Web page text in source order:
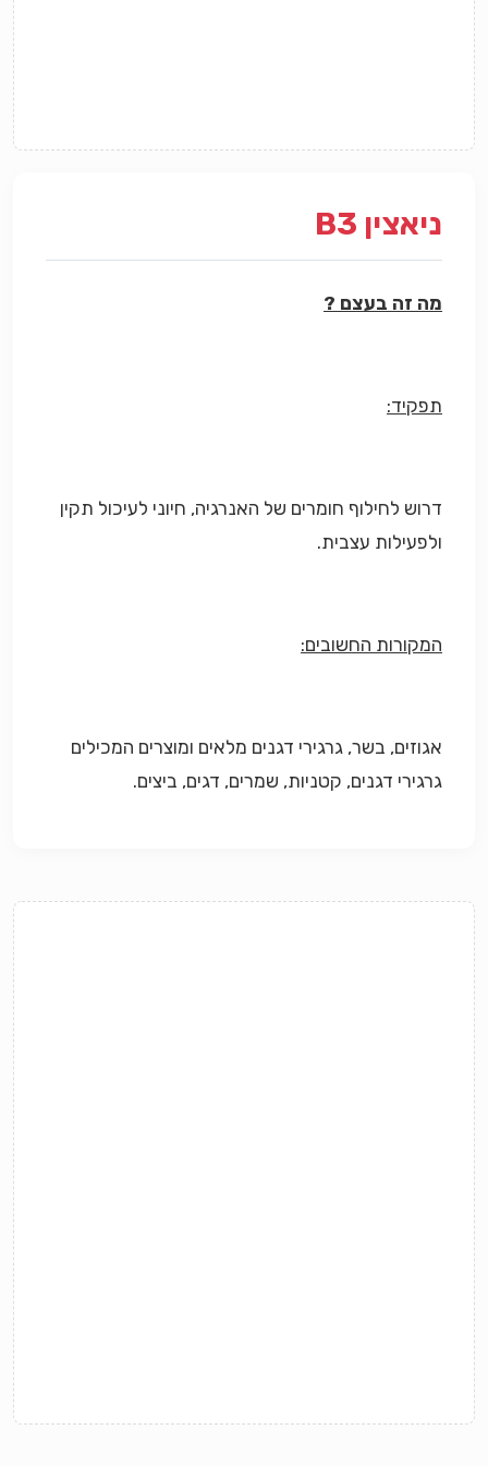
ניאצין B3
מה זה בעצם ?
תפקיד:
דרוש לחילוף חומרים של האנרגיה, חיוני לעיכול תקין
ולפעילות עצבית.
המקורות החשובים:
אגוזים, בשר, גרגירי דגנים מלאים ומוצרים המכילים
גרגירי דגנים, קטניות, שמרים, דגים, ביצים.